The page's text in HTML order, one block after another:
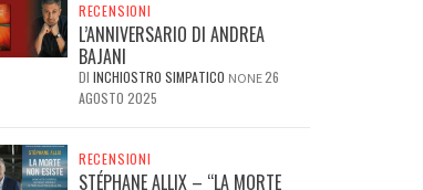
RECENSIONI
L’ANNIVERSARIO DI ANDREA
BAJANI
DI INCHIOSTRO SIMPATICO NONE26
AGOSTO 2025
RECENSIONI
STÉPHANE ALLIX – “LA MORTE